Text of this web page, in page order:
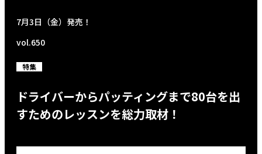
7月3日（金）発売！
vol.650
特集
ドライバーからパッティングまで80台を出
すためのレッスンを総力取材！